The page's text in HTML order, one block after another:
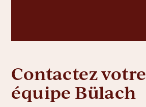
Contactez votre
équipe Bülach